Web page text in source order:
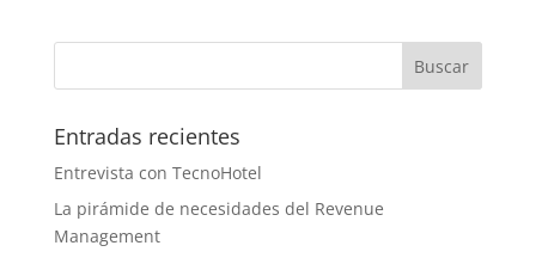
Entradas recientes
Entrevista con TecnoHotel
La pirámide de necesidades del Revenue
Management